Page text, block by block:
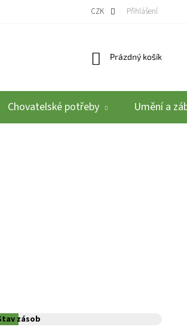
ELEKTROZAŘÍZENÍ / BATERIÍ REKLAMACE A
CZK Přihlášení
Nákupní košík
Prázdný košík
Chovatelské potřeby Umění a
zásob